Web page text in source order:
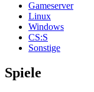
Gameserver
Linux
Windows
CS:S
Sonstige
Spiele